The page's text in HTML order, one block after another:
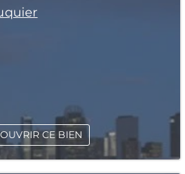
CE BIEN